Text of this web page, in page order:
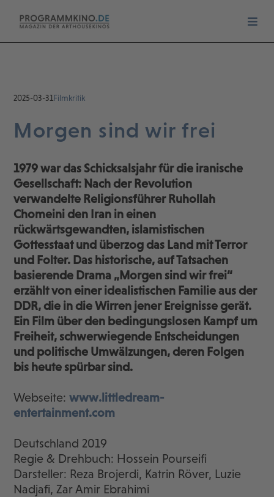
2025-03-31Filmkritik
Morgen sind wir frei
1979 war das Schicksalsjahr für die iranische
Gesellschaft: Nach der Revolution
verwandelte Religionsführer Ruhollah
Chomeini den Iran in einen
rückwärtsgewandten, islamistischen
Gottesstaat und überzog das Land mit Terror
und Folter. Das historische, auf Tatsachen
basierende Drama „Morgen sind wir frei“
erzählt von einer idealistischen Familie aus der
DDR, die in die Wirren jener Ereignisse gerät.
Ein Film über den bedingungslosen Kampf um
Freiheit, schwerwiegende Entscheidungen
und politische Umwälzungen, deren Folgen
bis heute spürbar sind.
Webseite:www.littledream-
entertainment.com
Deutschland 2019
Regie & Drehbuch: Hossein Pourseifi
Darsteller: Reza Brojerdi, Katrin Röver, Luzie
Nadjafi, Zar Amir Ebrahimi